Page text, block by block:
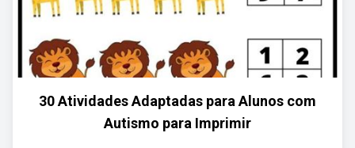
30 Atividades Adaptadas para Alunos com
Autismo para Imprimir